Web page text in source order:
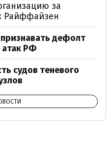
за
Райффайзен
дефолт
атак РФ
судов теневого